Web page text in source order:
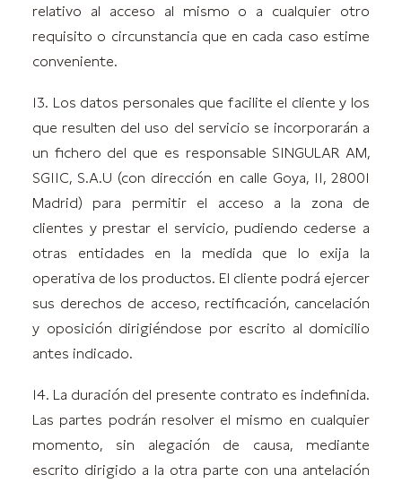
relativo al acceso al mismo o a cualquier otro
requisito o circunstancia que en cada caso estime
conveniente.
13. Los datos personales que facilite el cliente y los
que resulten del uso del servicio se incorporarán a
un fichero del que es responsable SINGULAR AM,
SGIIC, S.A.U (con dirección en calle Goya, 11, 28001
Madrid) para permitir el acceso a la zona de
clientes y prestar el servicio, pudiendo cederse a
otras entidades en la medida que lo exija la
operativa de los productos. El cliente podrá ejercer
sus derechos de acceso, rectificación, cancelación
y oposición dirigiéndose por escrito al domicilio
antes indicado.
14. La duración del presente contrato es indefinida.
Las partes podrán resolver el mismo en cualquier
momento, sin alegación de causa, mediante
escrito dirigido a la otra parte con una antelación